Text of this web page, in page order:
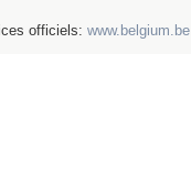
officiels: www.belgium.be